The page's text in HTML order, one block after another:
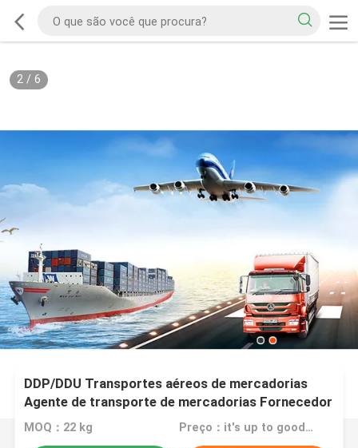
2/ 6
DDP/DDU Transportes aéreos de mercadorias
Agente de transporte de mercadorias Fornecedor
de mercadorias China para o Médio Oriente/EAU/
África do Sul/Dubai
MOQ：22 kg Preço：it's up to goods' weight